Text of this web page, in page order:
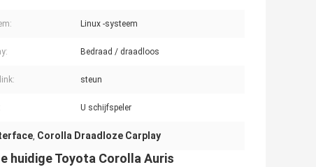
Linux -systeem
Bedraad / draadloos
steun
U schijfspeler
, Corolla Draadloze Carplay
huidige Toyota Corolla Auris